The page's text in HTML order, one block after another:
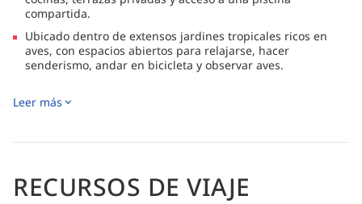
compartida.
Ubicado dentro de extensos jardines tropicales ricos en
aves, con espacios abiertos para relajarse, hacer
senderismo, andar en bicicleta y observar aves.
Menjangan, además de restaurantes locales e
Leer más
RECURSOS DE VIAJE